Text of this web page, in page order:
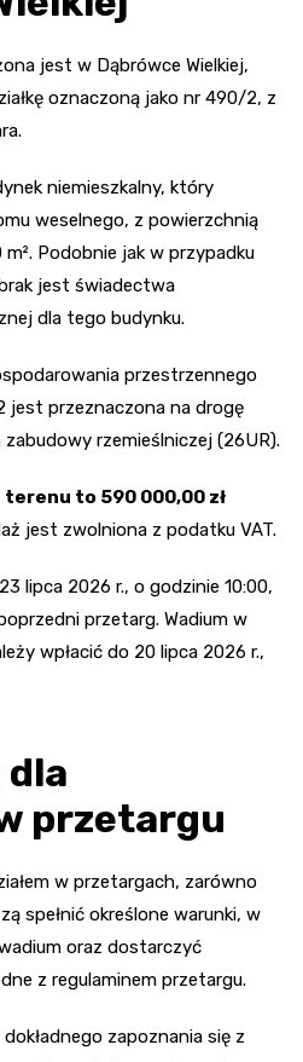
jest w Dąbrówce Wielkiej,
oznaczoną jako nr 490/2, z
niemieszkalny, który
weselnego, z powierzchnią
Podobnie jak w przypadku
jest świadectwa
dla tego budynku.
przestrzennego
jest przeznaczona na drogę
zabudowy rzemieślniczej (26UR).
terenu to 590 000,00 zł
jest zwolniona z podatku VAT.
lipca 2026 r., o godzinie 10:00,
przetarg. Wadium w
wpłacić do 20 lipca 2026 r.,
dla
przetargu
w przetargach, zarówno
spełnić określone warunki, w
oraz dostarczyć
z regulaminem przetargu.
zapoznania się z